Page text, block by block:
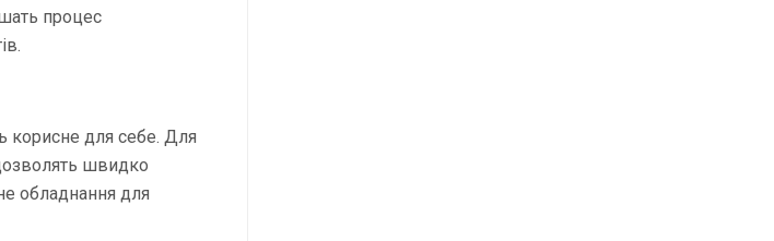
процес
корисне для себе. Для
дозволять швидко
обладнання для